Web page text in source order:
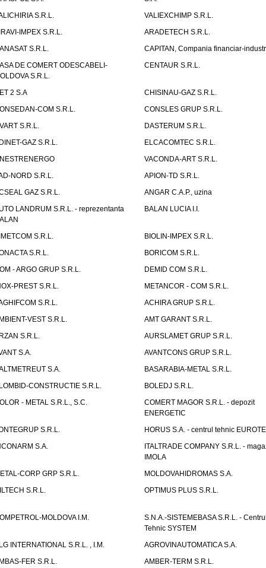
S.R.L.
VALIEXCHIMP S.R.L.
IMPEX S.R.L.
ARADETECH S.R.L.
S.R.L.
CAPITAN, Compania financiar-
DE COMERT ODESCABELI-
S.R.L.
CENTAUR S.R.L.
2 S.A
CHISINAU-GAZ S.R.L.
COM S.R.L.
CONSLES GRUP S.R.L.
S.R.L.
DASTERUM S.R.L.
GAZ S.R.L.
ELCACOMTEC S.R.L.
VACONDA-ART S.R.L.
NORD S.R.L.
APION-TD S.R.L.
GAZ S.R.L.
ANGAR C.A.P., uzina
LANDRUM S.R.L. - reprezentanta
BALAN LUCIA I.I.
S.R.L.
BIOLIN-IMPEX S.R.L.
S.R.L.
BORICOM S.R.L.
- ARGO GRUP S.R.L.
DEMID COM S.R.L.
PREST S.R.L.
METANCOR - COM S.R.L.
S.R.L.
ACHIRA GRUP S.R.L.
VEST S.R.L.
AMT GARANT S.R.L.
S.R.L.
AURSLAMET GRUP S.R.L.
S.A.
AVANTCONS GRUP S.R.L.
S.A.
BASARABIA-METAL S.R.L.
CONSTRUCTIE S.R.L.
BOLEDJ S.R.L.
- METAL S.R.L., S.C.
COMERT MAGOR S.R.L. - depozit
ENERGETIC
S.R.L.
HORUS S.A. - centrul tehnic
S.A.
ITALTRADE COMPANY S.R.L. -
IMOLA
CORP GRP S.R.L.
MOLDOVAHIDROMAS S.A.
S.R.L.
OPTIMUS PLUS S.R.L.
MOLDOVA I.M.
S.N.A.-SISTEMEBASA S.R.L. -
Tehnic SYSTEM
INTERNATIONAL S.R.L. , I.M.
AGROVINAUTOMATICA S.A.
FER S.R.L.
AMBER-TERM S.R.L.